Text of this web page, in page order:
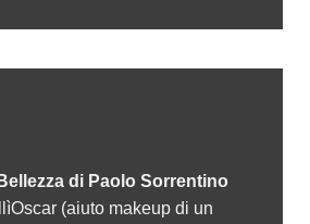
di Paolo Sorrentino
(aiuto makeup di un